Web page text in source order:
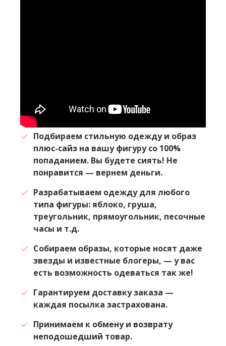
Подбираем стильную одежду и образ
плюс-сайз на вашу фигуру со 100%
попаданием. Вы будете сиять! Не
понравится — вернем деньги.
Разрабатываем одежду для любого
типа фигуры: яблоко, груша,
треугольник, прямоугольник, песочные
часы и т.д.
Собираем образы, которые носят даже
звезды и известные блогеры, — у вас
есть возможность одеваться так же!
Гарантируем доставку заказа —
каждая посылка застрахована.
Принимаем к обмену и возврату
неподошедший товар.